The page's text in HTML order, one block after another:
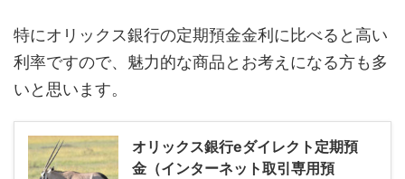
特にオリックス銀行の定期預金金利に比べると高い
利率ですので、魅力的な商品とお考えになる方も多
いと思います。
オリックス銀行eダイレクト定期預
金（インターネット取引専用預